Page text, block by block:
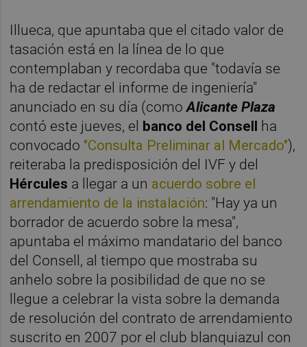
Illueca, que apuntaba que el citado valor de
tasación está en la línea de lo que
contemplaban y recordaba que "todavía se
ha de redactar el informe de ingeniería"
anunciado en su día (comoAlicante Plaza
contó este jueves, el banco del Consell ha
convocado "Consulta Preliminar al Mercado"),
reiteraba la predisposición del IVF y del
Hércules a llegar a un acuerdo sobre el
arrendamiento de la instalación: "Hay ya un
borrador de acuerdo sobre la mesa",
apuntaba el máximo mandatario del banco
del Consell, al tiempo que mostraba su
anhelo sobre la posibilidad de que no se
llegue a celebrar la vista sobre la demanda
de resolución del contrato de arrendamiento
suscrito en 2007 por el club blanquiazul con